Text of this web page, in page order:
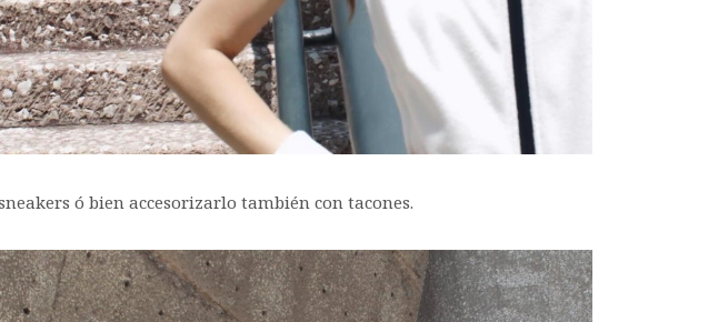
ó bien accesorizarlo también con tacones.